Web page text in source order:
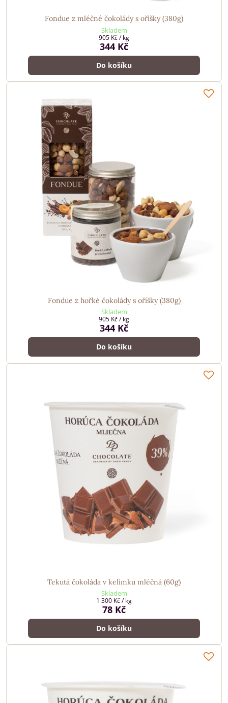
Fondue z mléčné čokolády s oříšky (380g)
Skladem
344 Kč
905 Kč/ kg
Do košíku
Fondue z hořké čokolády s oříšky (380g)
Skladem
344 Kč
905 Kč/ kg
Do košíku
Tekutá čokoláda v kelímku mléčná (60g)
Skladem
78 Kč
1 300 Kč/ kg
Do košíku